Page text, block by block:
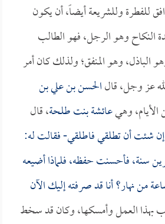
للفطرة وللشريعة أيضاً، أن يكون
النكاح وهو الرجل، فهو الطالب
الباذل، وهو المنفق؛ ولذلك كان أمر
عز وجل، قالالحسن بن علي بن
الأيام، وهيعائشة بنت طلحة، قال
شئت أن تطلقي فاطلقي- فقالت له:
سنة، فأحسنت حفظه، فلماذا أضيعه
من نهار؟ أنا قد صرفته إليك الآن
العمل وأمسكها، وكان قد سخط